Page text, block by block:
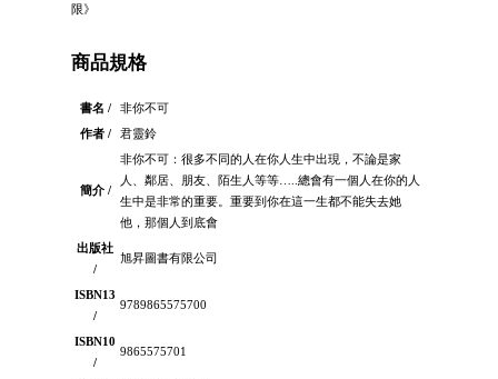
限》
商品規格
書名 /
非你不可
作者 /
君靈鈴
簡介 /
非你不可：很多不同的人在你人生中出現，不論是家
人、鄰居、朋友、陌生人等等…..總會有一個人在你的人
生中是非常的重要。重要到你在這一生都不能失去她
他，那個人到底會
出版社
/
旭昇圖書有限公司
ISBN13
/
9789865575700
ISBN10
/
9865575701